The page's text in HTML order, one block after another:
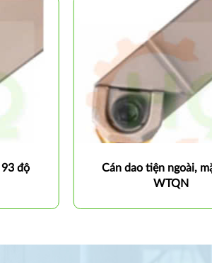
độ
Cán dao tiện ngoài,
WTQN